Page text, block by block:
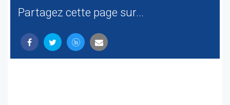
Partagez cette page sur...